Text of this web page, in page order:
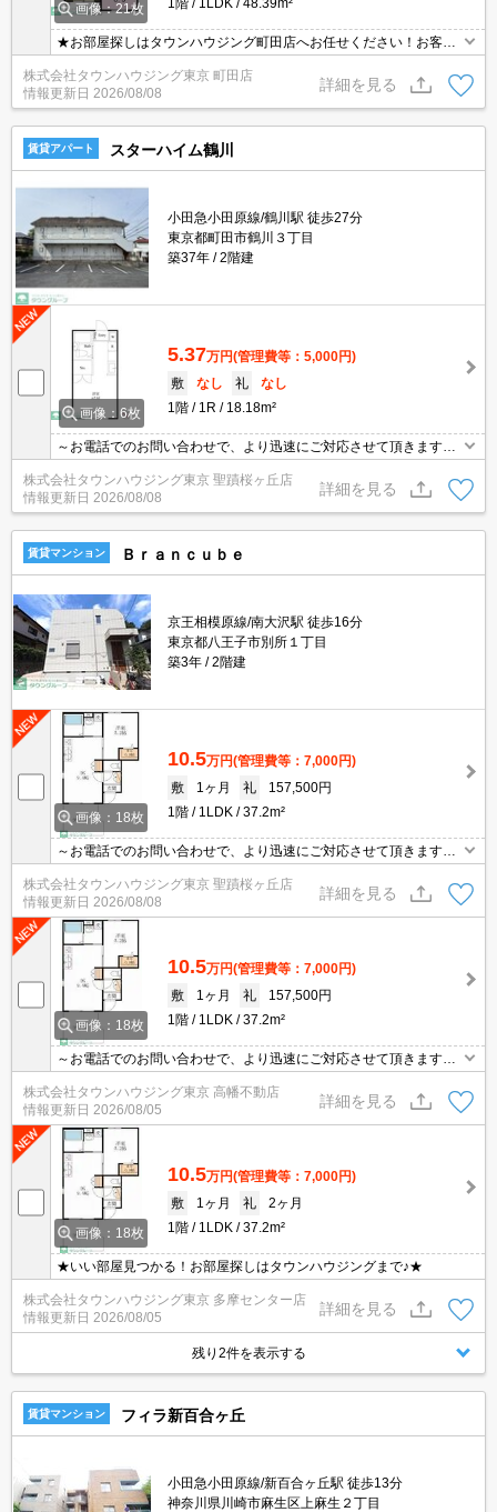
画像：21枚 1階 1LDK 48.39m²
★お部屋探しはタウンハウジング町田店へお任せください！お客様
のご条件にピッタリなお部屋をご紹介可能です！！お引越しのプロ
が精一杯お手伝いさせていただきます！！★
株式会社タウンハウジング東京 町田店
情報更新日 2026/08/08
詳細を見る
賃貸アパート スターハイム鶴川
小田急小田原線/鶴川駅 徒歩27分
東京都町田市鶴川３丁目
築37年
2階建
画像：6枚
5.37万円(管理費等：5,000円)
敷
なし 礼
なし
1階
1R 18.18m²
～お電話でのお問い合わせで、より迅速にご対応させて頂きます～
地域密着タウンハウジングまで～
株式会社タウンハウジング東京 聖蹟桜ヶ丘店
情報更新日 2026/08/08
詳細を見る
賃貸マンション Ｂｒａｎｃｕｂｅ
京王相模原線/南大沢駅 徒歩16分
東京都八王子市別所１丁目
築3年
2階建
画像：18枚
10.5万円(管理費等：7,000円)
敷
1ヶ月 礼
157,500円
1階
1LDK 37.2m²
～お電話でのお問い合わせで、より迅速にご対応させて頂きます～
地域密着タウンハウジングまで～
株式会社タウンハウジング東京 聖蹟桜ヶ丘店
情報更新日 2026/08/08
詳細を見る
画像：18枚
10.5万円(管理費等：7,000円)
敷
1ヶ月 礼
157,500円
1階
1LDK 37.2m²
～お電話でのお問い合わせで、より迅速にご対応させて頂きます～
地域密着タウンハウジングまで～
株式会社タウンハウジング東京 高幡不動店
情報更新日 2026/08/05
詳細を見る
画像：18枚
10.5万円(管理費等：7,000円)
敷
1ヶ月 礼
2ヶ月
1階
1LDK 37.2m²
★いい部屋見つかる！お部屋探しはタウンハウジングまで♪★
株式会社タウンハウジング東京 多摩センター店
情報更新日 2026/08/05
詳細を見る
残り2件を表示する
賃貸マンション フィラ新百合ヶ丘
小田急小田原線/新百合ヶ丘駅 徒歩13分
神奈川県川崎市麻生区上麻生２丁目